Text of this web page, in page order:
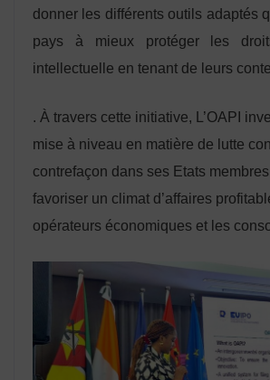
donner les différents outils adaptés
pays à mieux protéger les
intellectuelle en tenant de leurs
. À travers cette initiative, L’OAPI
mise à niveau en matière de lutte
contrefaçon dans ses Etats
favoriser un climat d’affaires
opérateurs économiques et les